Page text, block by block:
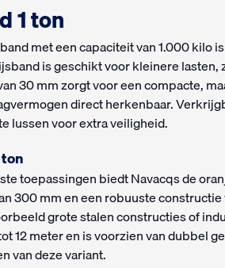
1 ton
met een capaciteit van 1.000 kilo
is geschikt voor kleinere
30 mm zorgt voor een compacte,
direct herkenbaar.
lussen voor extra veiligheid.
toepassingen biedt Navacqs de
300 mm en een robuuste
grote stalen constructies of
12 meter en is voorzien van dubbel
van deze variant.